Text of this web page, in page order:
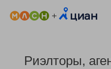
Риэлторы,